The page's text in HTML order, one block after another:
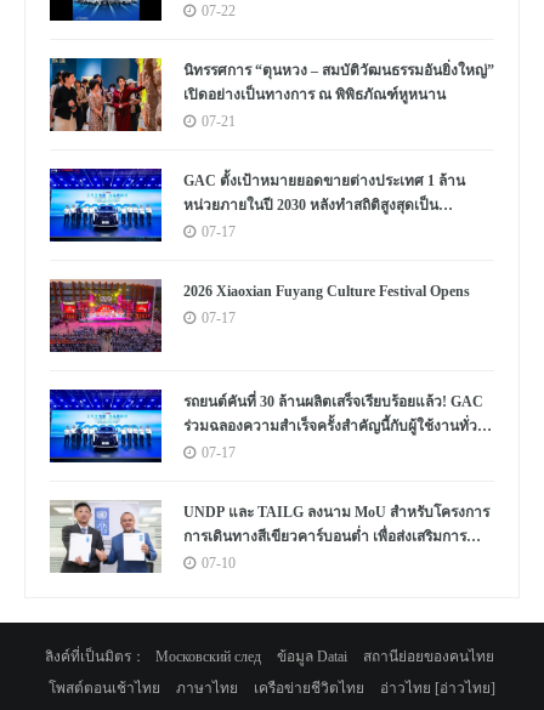
07-22
นิทรรศการ “ตุนหวง – สมบัติวัฒนธรรมอันยิ่งใหญ่”
เปิดอย่างเป็นทางการ ณ พิพิธภัณฑ์หูหนาน
07-21
GAC ตั้งเป้าหมายยอดขายต่างประเทศ 1 ล้าน
หน่วยภายในปี 2030 หลังทำสถิติสูงสุดเป็น
ประวัติการณ์
07-17
2026 Xiaoxian Fuyang Culture Festival Opens
07-17
รถยนต์คันที่ 30 ล้านผลิตเสร็จเรียบร้อยแล้ว! GAC
ร่วมฉลองความสำเร็จครั้งสำคัญนี้กับผู้ใช้งานทั่ว
โลก07-17
UNDP และ TAILG ลงนาม MoU สำหรับโครงการ
การเดินทางสีเขียวคาร์บอนต่ำ เพื่อส่งเสริมการ
พัฒนาอย่างยั่งยืนในแอฟริกาและทั่วโลก
07-10
ลิงค์ที่เป็นมิตร： Московский след ข้อมูล Datai
สถานีย่อยของคนไทย
โพสต์ตอนเช้าไทย
ภาษาไทย เครือข่ายชีวิตไทย อ่าวไทย [อ่าวไทย]